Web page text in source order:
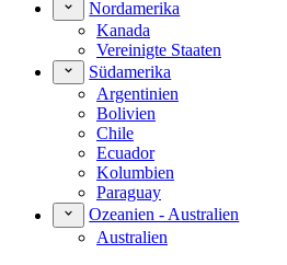
Nordamerika
Kanada
Vereinigte Staaten
Südamerika
Argentinien
Bolivien
Chile
Ecuador
Kolumbien
Paraguay
Ozeanien - Australien
Australien